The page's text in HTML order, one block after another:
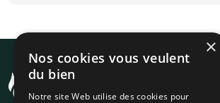
×
Nos cookies vous veulent
du bien
Notre site Web utilise des cookies pour